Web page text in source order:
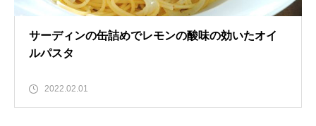
サーディンの缶詰めでレモンの酸味の効いたオイ
ルパスタ
2022.02.01